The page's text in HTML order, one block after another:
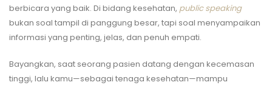
berbicara yang baik. Di bidang kesehatan, public speaking
bukan soal tampil di panggung besar, tapi soal menyampaikan
informasi yang penting, jelas, dan penuh empati.
Bayangkan, saat seorang pasien datang dengan kecemasan
tinggi, lalu kamu—sebagai tenaga kesehatan—mampu